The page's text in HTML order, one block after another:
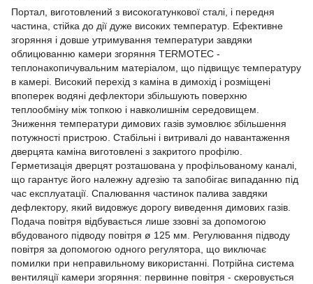
Портал, виготовлений з високогатункової сталі, і передня
частина, стійка до дії дуже високих температур. Ефективне
згоряння і довше утримування температури завдяки
облицюванню камери згоряння TERMOTEC -
теплонакопичувальним матеріалом, що підвищує температуру
в камері. Високий перехід з каміна в димохід і розміщені
впоперек водяні дефлектори збільшують поверхню
теплообміну між топкою і навколишнім середовищем.
Зниження температури димових газів зумовлює збільшення
потужності пристрою. Стабільні і витривалі до навантаження
дверцята каміна виготовлені з закритого профілю.
Герметизація дверцят розташована у профільованому каналі,
що гарантує його належну адгезію та запобігає випаданню під
час експлуатації. Спалювання частинок палива завдяки
дефлектору, який видовжує дорогу виведення димових газів.
Подача повітря відбувається лише ззовні за допомогою
вбудованого підводу повітря ø 125 мм. Регулювання підводу
повітря за допомогою одного регулятора, що виключає
помилки при неправильному використанні. Потрійна система
вентиляції камери згоряння: первинне повітря - скеровується